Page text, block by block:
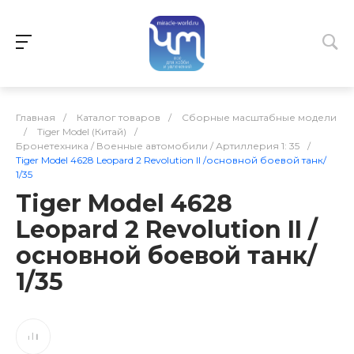
Главная / Каталог товаров /
Сборные масштабные модели
/
Tiger Model (Китай)
/
Бронетехника / Военные автомобили / Артиллерия 1: 35
/
Tiger Model 4628 Leopard 2 Revolution II /основной боевой танк/
1/35
Tiger Model 4628
Leopard 2 Revolution II /
основной боевой танк/
1/35